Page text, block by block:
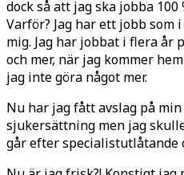
dock så att jag ska jobba 100
Varför? Jag har ett jobb som
mig. Jag har jobbat i flera år
och mer, när jag kommer
jag inte göra något mer.
Nu har jag fått avslag på min
sjukersättning men jag
går efter specialistutlåtande